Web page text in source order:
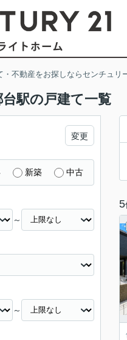
・不動産をお探しならセンチュリ
駅の戸建て一覧
5
変更
新築 中古
～
～